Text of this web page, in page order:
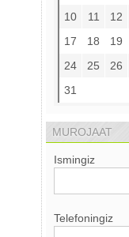
10
11 12
17
18 19
24
25 26
31
MUROJAAT
Ismingiz
Telefoningiz